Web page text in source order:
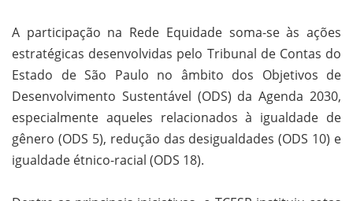
A participação na Rede Equidade soma-se às ações
estratégicas desenvolvidas pelo Tribunal de Contas do
Estado de São Paulo no âmbito dos Objetivos de
Desenvolvimento Sustentável (ODS) da Agenda 2030,
especialmente aqueles relacionados à igualdade de
gênero (ODS 5), redução das desigualdades (ODS 10) e
igualdade étnico-racial (ODS 18).